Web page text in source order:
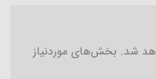
شد. بخش‌های موردنیاز